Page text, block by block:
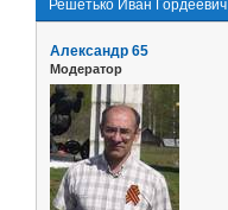
Решетько Иван Гордеевич
Александр 65
Модератор